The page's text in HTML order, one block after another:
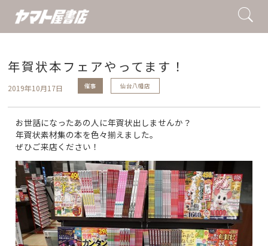
年賀状本フェアやってます！
2019年10月17日 催事 仙台八幡店
お世話になったあの人に年賀状出しませんか？
年賀状素材集の本を色々揃えました。
ぜひご来店ください！